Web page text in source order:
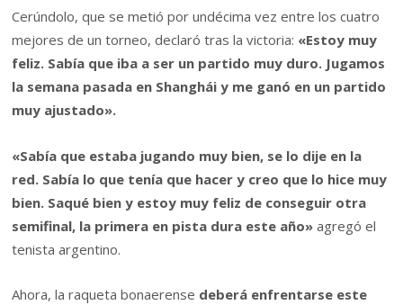
Cerúndolo, que se metió por undécima vez entre los cuatro
mejores de un torneo, declaró tras la victoria: «Estoy muy
feliz. Sabía que iba a ser un partido muy duro. Jugamos
la semana pasada en Shanghái y me ganó en un partido
muy ajustado».
«Sabía que estaba jugando muy bien, se lo dije en la
red. Sabía lo que tenía que hacer y creo que lo hice muy
bien. Saqué bien y estoy muy feliz de conseguir otra
semifinal, la primera en pista dura este año»agregó el
tenista argentino.
Ahora, la raqueta bonaerense deberá enfrentarse este